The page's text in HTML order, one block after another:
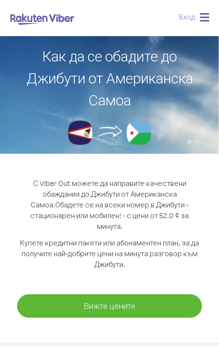
Вход
Как да се обадите до
Джибути от Американска
Самоа
С Viber Out можете да направите качествени
обаждания до Джибути от Американска
Самоа.Обадете се на всеки номер в Джибути -
стационарен или мобилен! - с цени от 52.0 ¢ за
минута.
Купете кредитни пакети или абонаментен план, за да
получите най-добрите цени на минута разговор към
Джибути.
Вижте цените